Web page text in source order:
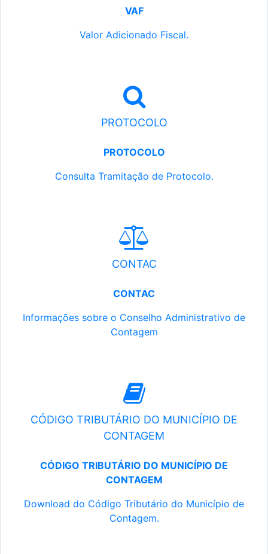
VAF
Valor Adicionado Fiscal.
PROTOCOLO
PROTOCOLO
Consulta Tramitação de Protocolo.
CONTAC
CONTAC
Informações sobre o Conselho Administrativo de
Contagem
CÓDIGO TRIBUTÁRIO DO MUNICÍPIO DE
CONTAGEM
CÓDIGO TRIBUTÁRIO DO MUNICÍPIO DE
CONTAGEM
Download do Código Tributário do Município de
Contagem.